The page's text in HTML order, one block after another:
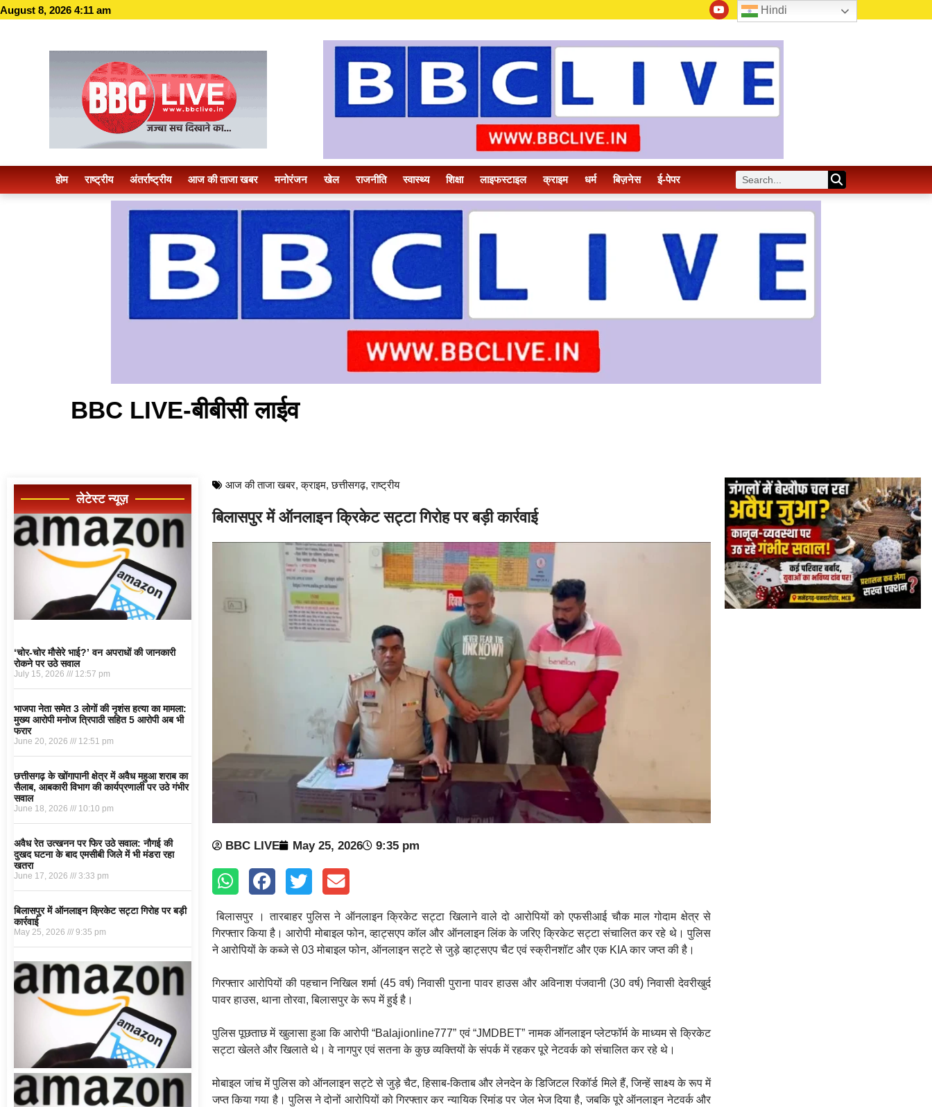
August 8, 2026 4:11 am
होम राष्ट्रीय अंतर्राष्ट्रीय आज की ताजा खबर मनोरंजन खेल राजनीति स्वास्थ्य शिक्षा लाइफस्टाइल क्राइम धर्म बिज़नेस ई-पेपर
BBC LIVE-बीबीसी लाईव
लेटेस्ट न्यूज़
‘चोर-चोर मौसेरे भाई?’ वन अपराधों की जानकारी
रोकने पर उठे सवाल
July 15, 2026 12:57 pm
भाजपा नेता समेत 3 लोगों की नृशंस हत्या का मामला:
मुख्य आरोपी मनोज त्रिपाठी सहित 5 आरोपी अब भी
फरार
June 20, 2026 12:51 pm
छत्तीसगढ़ के खोंगापानी क्षेत्र में अवैध महुआ शराब का
सैलाब, आबकारी विभाग की कार्यप्रणाली पर उठे गंभीर
सवाल
June 18, 2026 10:10 pm
अवैध रेत उत्खनन पर फिर उठे सवाल: नौगई की
दुखद घटना के बाद एमसीबी जिले में भी मंडरा रहा
खतरा
June 17, 2026 3:33 pm
बिलासपुर में ऑनलाइन क्रिकेट सट्टा गिरोह पर बड़ी
कार्रवाई
May 25, 2026 9:35 pm
आज की ताजा खबर,क्राइम,छत्तीसगढ़,राष्ट्रीय
बिलासपुर में ऑनलाइन क्रिकेट सट्टा गिरोह पर बड़ी कार्रवाई
BBC LIVE May 25, 2026 9:35 pm
बिलासपुर । तारबाहर पुलिस ने ऑनलाइन क्रिकेट सट्टा खिलाने वाले दो आरोपियों को एफसीआई चौक माल गोदाम क्षेत्र से
गिरफ्तार किया है। आरोपी मोबाइल फोन, व्हाट्सएप कॉल और ऑनलाइन लिंक के जरिए क्रिकेट सट्टा संचालित कर रहे थे। पुलिस
ने आरोपियों के कब्जे से 03 मोबाइल फोन, ऑनलाइन सट्टे से जुड़े व्हाट्सएप चैट एवं स्क्रीनशॉट और एक KIA कार जप्त की है।
गिरफ्तार आरोपियों की पहचान निखिल शर्मा (45 वर्ष) निवासी पुराना पावर हाउस और अविनाश पंजवानी (30 वर्ष) निवासी देवरीखुर्द
पावर हाउस, थाना तोरवा, बिलासपुर के रूप में हुई है।
पुलिस पूछताछ में खुलासा हुआ कि आरोपी “Balajionline777” एवं “JMDBET” नामक ऑनलाइन प्लेटफॉर्म के माध्यम से क्रिकेट
सट्टा खेलते और खिलाते थे। वे नागपुर एवं सतना के कुछ व्यक्तियों के संपर्क में रहकर पूरे नेटवर्क को संचालित कर रहे थे।
मोबाइल जांच में पुलिस को ऑनलाइन सट्टे से जुड़े चैट, हिसाब-किताब और लेनदेन के डिजिटल रिकॉर्ड मिले हैं, जिन्हें साक्ष्य के रूप में
जप्त किया गया है। पुलिस ने दोनों आरोपियों को गिरफ्तार कर न्यायिक रिमांड पर जेल भेज दिया है, जबकि पूरे ऑनलाइन नेटवर्क और
Hindi